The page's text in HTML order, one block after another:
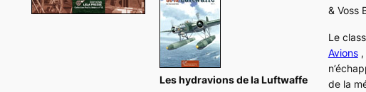
Les hydravions de la Luftwaffe
& Voss
Le
Avions,
de la